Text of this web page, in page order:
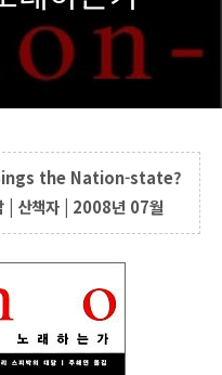
Sings the Nation-state?
| 산책자 | 2008년 07월